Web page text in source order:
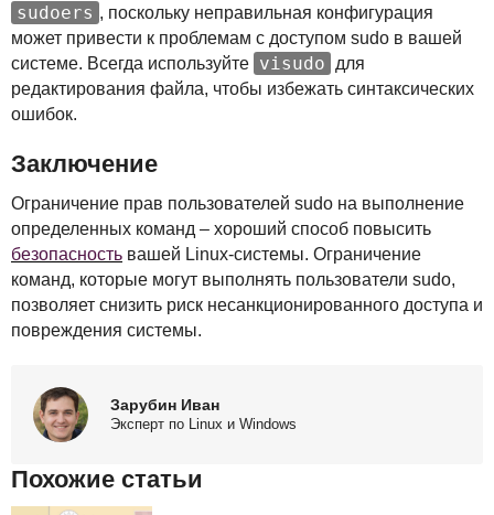
sudoers , поскольку неправильная конфигурация
может привести к проблемам с доступом sudo в вашей
системе. Всегда используйте visudo
для
редактирования файла, чтобы избежать синтаксических
ошибок.
Заключение
Ограничение прав пользователей sudo на выполнение
определенных команд – хороший способ повысить
безопасность вашей Linux-системы. Ограничение
команд, которые могут выполнять пользователи sudo,
позволяет снизить риск несанкционированного доступа и
повреждения системы.
Зарубин Иван
Эксперт по Linux и Windows
Похожие статьи